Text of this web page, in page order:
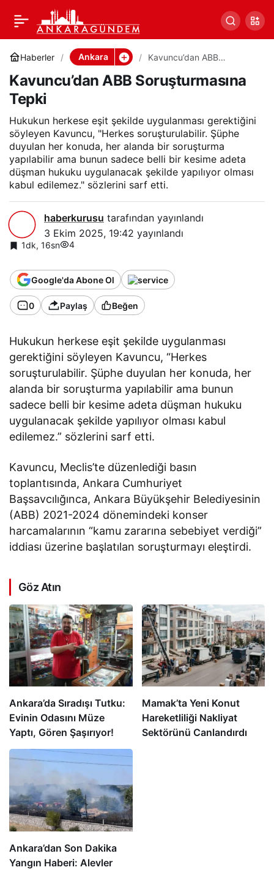
Haberler Ankara
Kavuncu’dan ABB
Kavuncu’dan ABB Soruşturmasına
Tepki
Hukukun herkese eşit şekilde uygulanması gerektiğini
söyleyen Kavuncu, "Herkes soruşturulabilir. Şüphe
duyulan her konuda, her alanda bir soruşturma
yapılabilir ama bunun sadece belli bir kesime adeta
düşman hukuku uygulanacak şekilde yapılıyor olması
kabul edilemez." sözlerini sarf etti.
haberkurusu tarafından yayınlandı
3 Ekim 2025, 19:42 yayınlandı
1dk, 16sn 4
Google'da Abone Ol
0 Paylaş Beğen
Hukukun herkese eşit şekilde uygulanması
gerektiğini söyleyen Kavuncu, “Herkes
soruşturulabilir. Şüphe duyulan her konuda, her
alanda bir soruşturma yapılabilir ama bunun
sadece belli bir kesime adeta düşman hukuku
uygulanacak şekilde yapılıyor olması kabul
edilemez.” sözlerini sarf etti.
Kavuncu, Meclis’te düzenlediği basın
toplantısında, Ankara Cumhuriyet
Başsavcılığınca, Ankara Büyükşehir Belediyesinin
(ABB) 2021-2024 dönemindeki konser
harcamalarının “kamu zararına sebebiyet verdiği”
iddiası üzerine başlatılan soruşturmayı eleştirdi.
Göz Atın
Ankara’da Sıradışı Tutku:
Evinin Odasını Müze
Yaptı, Gören Şaşırıyor!
Mamak’ta Yeni Konut
Hareketliliği Nakliyat
Sektörünü Canlandırdı
Ankara’dan Son Dakika
Yangın Haberi: Alevler
Kavuncu’dan ABB
Soruşturmasına Tepki
0 Paylaş